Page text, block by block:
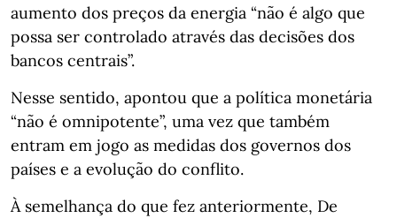
aumento dos preços da energia “não é algo que
possa ser controlado através das decisões dos
bancos centrais”.
Nesse sentido, apontou que a política monetária
“não é omnipotente”, uma vez que também
entram em jogo as medidas dos governos dos
países e a evolução do conflito.
À semelhança do que fez anteriormente, De